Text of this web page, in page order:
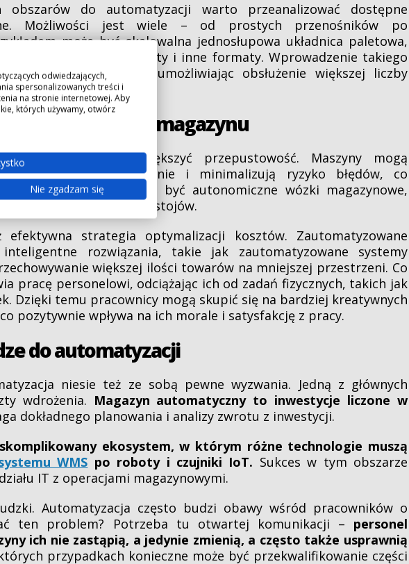
obszarów do automatyzacji warto przeanalizować dostępne
Możliwości jest wiele – od prostych przenośników po
może być skalowalna jednosłupowa układnica paletowa,
kg, w tym euro palety i inne formaty. Wprowadzenie takiego
realizacji zamówień, umożliwiając obsłużenie większej liczby
z automatyzacji magazynu
znacząco zwiększyć przepustowość. Maszyny mogą
odporne na zmęczenie i minimalizują ryzyko błędów, co
Przykładem mogą być autonomiczne wózki magazynowe,
towarów bez przestojów.
strategia optymalizacji kosztów. Zautomatyzowane
rozwiązania, takie jak zautomatyzowane systemy
większej ilości towarów na mniejszej przestrzeni. Co
pracę personelowi, odciążając ich od zadań fizycznych, takich jak
Dzięki temu pracownicy mogą skupić się na bardziej kreatywnych
pozytywnie wpływa na ich morale i satysfakcję z pracy.
do automatyzacji
niesie też ze sobą pewne wyzwania. Jedną z głównych
wdrożenia. Magazyn automatyczny to inwestycje liczone w
dokładnego planowania i analizy zwrotu z inwestycji.
ekosystem, w którym różne technologie muszą
WMS po roboty i czujniki IoT. Sukces w tym obszarze
IT z operacjami magazynowymi.
Automatyzacja często budzi obawy wśród pracowników o
ten problem? Potrzeba tu otwartej komunikacji – personel
ich nie zastąpią, a jedynie zmienią, a często także usprawnią
przypadkach konieczne może być przekwalifikowanie części
odwiedzających,
spersonalizowanych treści i
na stronie internetowej. Aby
których używamy, otwórz
Nie zgadzam się